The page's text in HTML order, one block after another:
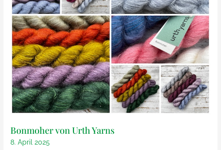
Bonmoher von Urth Yarns
8. April 2025